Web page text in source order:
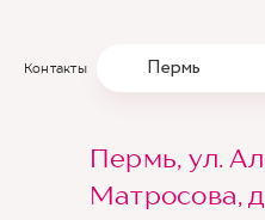
Контакты Пермь
Пермь, ул.
Матросова,